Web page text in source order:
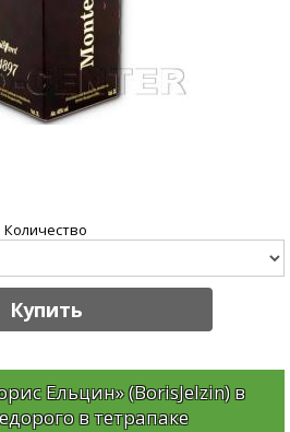
Количество
Купить
Ельцин» (BorisJelzin) в
в тетрапаке